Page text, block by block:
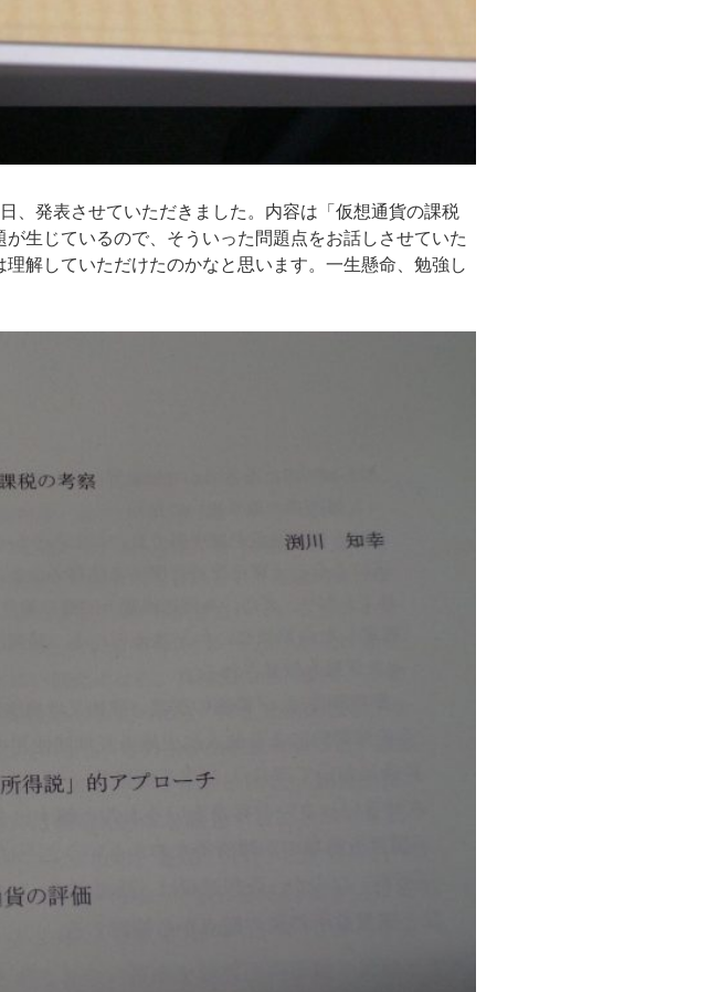
、発表させていただきました。内容は「仮想通貨の課税
生じているので、そういった問題点をお話しさせていた
解していただけたのかなと思います。一生懸命、勉強し